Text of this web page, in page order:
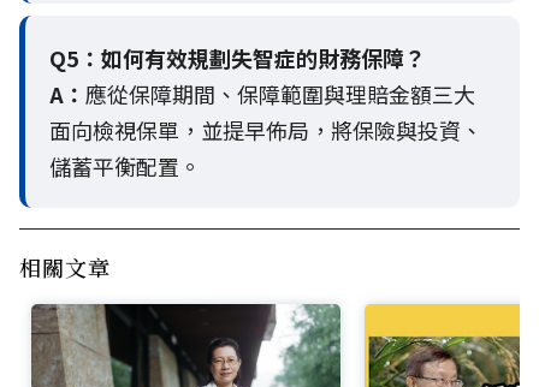
Q5： 如何有效規劃失智症的財務保障？
A： 應從保障期間、保障範圍與理賠金額三大
面向檢視保單，並提早佈局，將保險與投資、
儲蓄平衡配置。
相關文章